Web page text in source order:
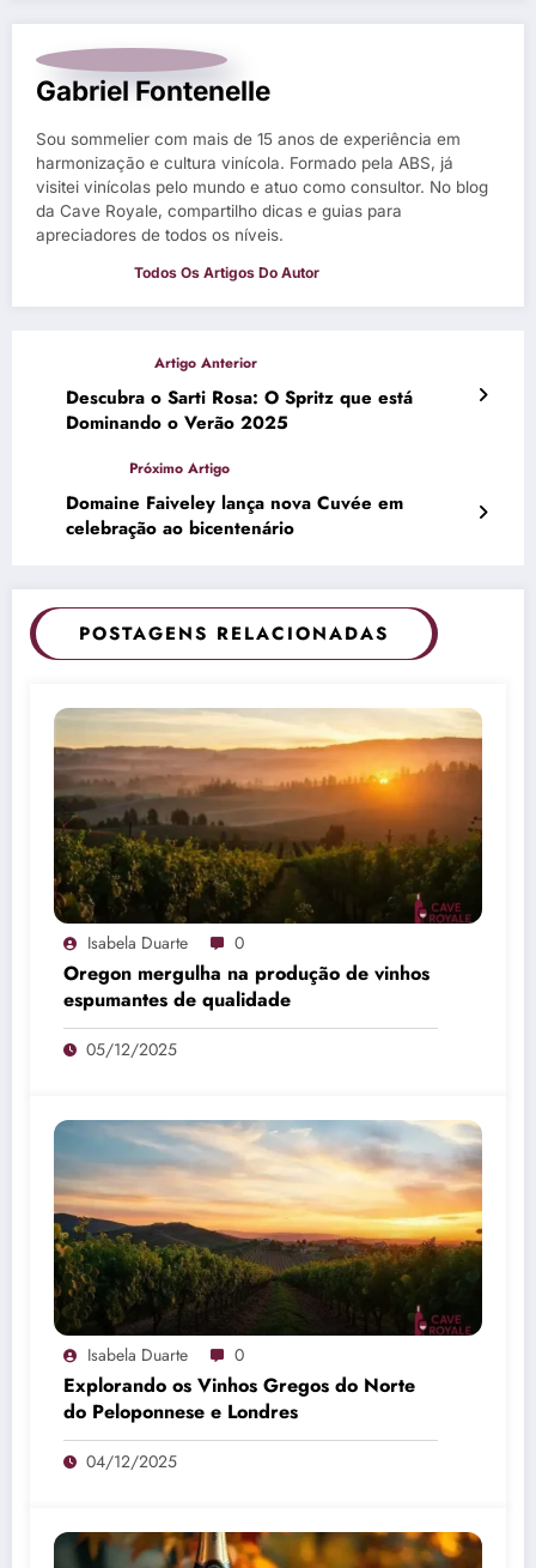
Gabriel Fontenelle
Sou sommelier com mais de 15 anos de experiência em
harmonização e cultura vinícola. Formado pela ABS, já
visitei vinícolas pelo mundo e atuo como consultor. No blog
da Cave Royale, compartilho dicas e guias para
apreciadores de todos os níveis.
Descubra o Sarti Rosa: O Spritz que está
Dominando o Verão 2025
Domaine Faiveley lança nova Cuvée em
celebração ao bicentenário
POSTAGENS RELACIONADAS
Isabela Duarte 0
Oregon mergulha na produção de vinhos
espumantes de qualidade
05/12/2025
Isabela Duarte 0
Explorando os Vinhos Gregos do Norte
do Peloponnese e Londres
04/12/2025